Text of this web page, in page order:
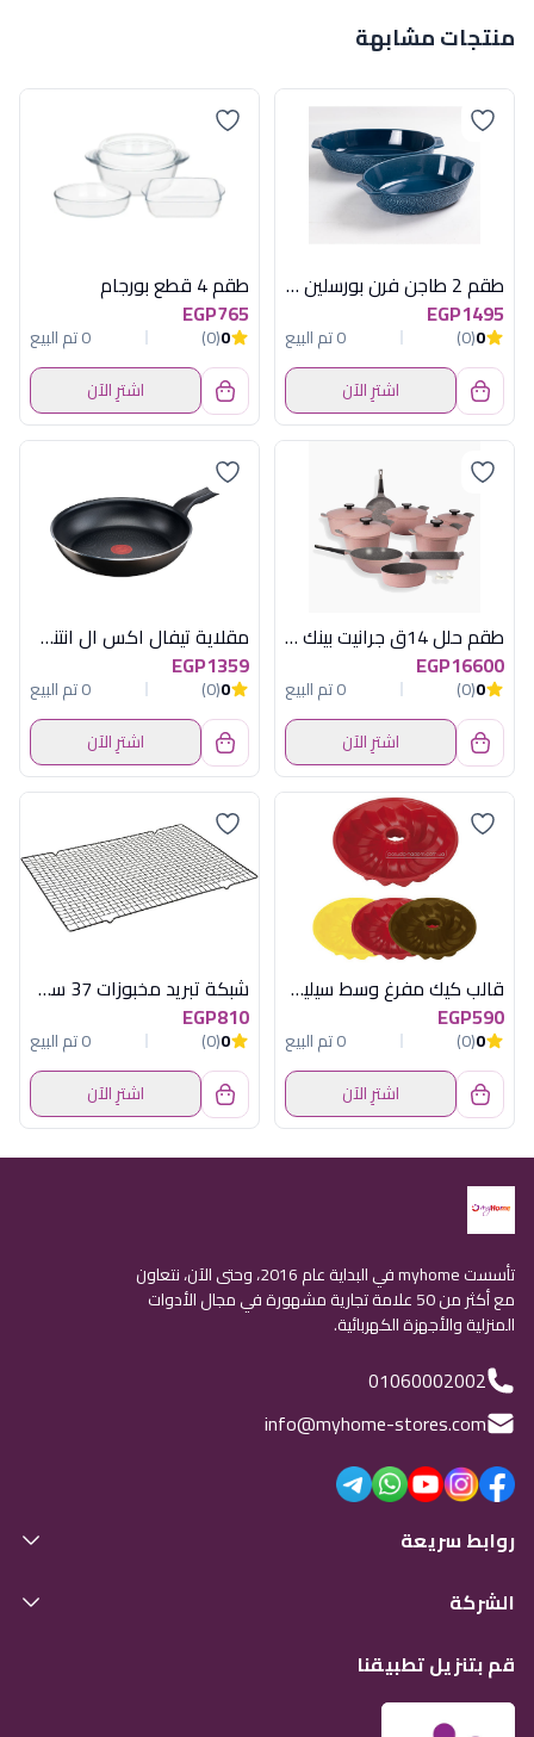
منتجات مشابهة
طقم 2 طاجن فرن بورسلين بيضاوي بيد أزرق رويال ألفريدو
EGP1495
0
(0)
0 تم البيع
اشترِ الآن
طقم 4 قطع بورجام
EGP765
0
(0)
0 تم البيع
اشترِ الآن
طقم حلل 14ق جرانيت بينك ماربل نيوفلام
EGP16600
0
(0)
0 تم البيع
اشترِ الآن
مقلاية تيفال اكس ال انتنس 26
EGP1359
0
(0)
0 تم البيع
اشترِ الآن
قالب كيك مفرغ وسط سيليكون توسكوما
EGP590
0
(0)
0 تم البيع
اشترِ الآن
شبكة تبريد مخبوزات 37 سم ماربل نيوفلام
EGP810
0
(0)
0 تم البيع
اشترِ الآن
تأسست myhome في البداية عام 2016، وحتى الآن، نتعاون
مع أكثر من 50 علامة تجارية مشهورة في مجال الأدوات
المنزلية والأجهزة الكهربائية.
01060002002
info@myhome-stores.com
روابط سريعة
الشركة
قم بتنزيل تطبيقنا